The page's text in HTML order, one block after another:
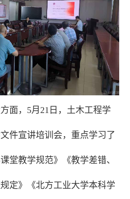
面，5月21日，土木工程学
件宣讲培训会，重点学习了
堂教学规范》《教学差错、
定》《北方工业大学本科学